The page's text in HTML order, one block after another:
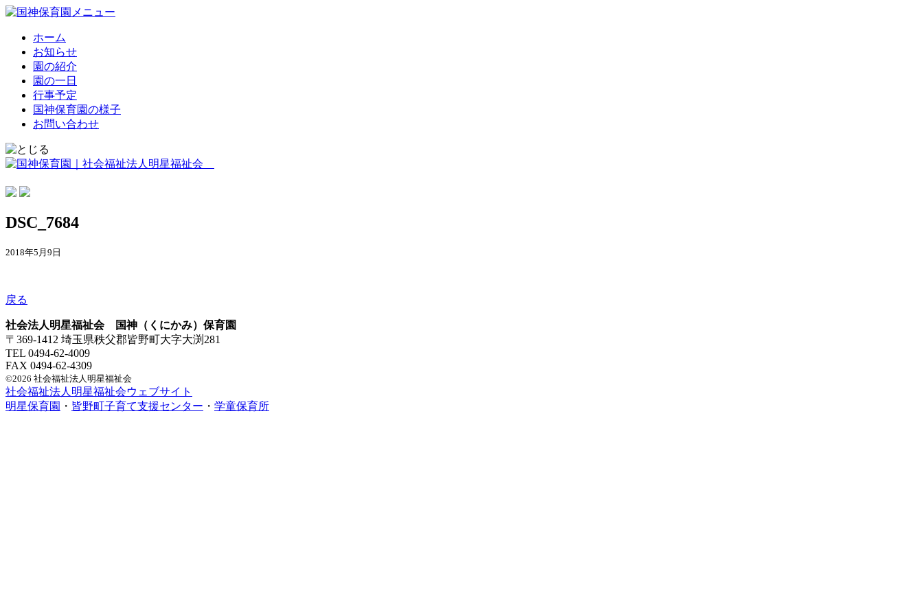
ホーム
お知らせ
園の紹介
園の一日
行事予定
国神保育園の様子
お問い合わせ
DSC_7684
2018年5月9日
戻る
社会法人明星福祉会 国神（くにかみ）保育園
〒369-1412 埼玉県秩父郡皆野町大字大渕281
TEL 0494-62-4009
FAX 0494-62-4309
©2026 社会福祉法人明星福祉会
社会福祉法人明星福祉会ウェブサイト
明星保育園 ・ 皆野町子育て支援センター ・ 学童保育所